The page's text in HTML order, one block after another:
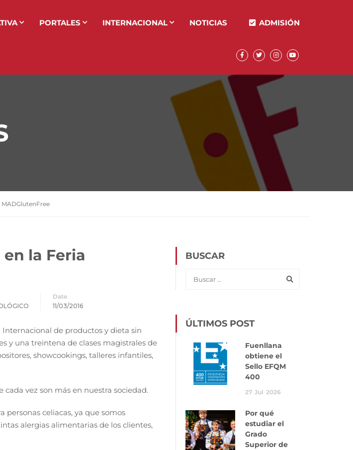
PORTALES INTERNACIONAL NOTICIAS ADMISIÓN
MADGlutenFree
la Feria
Date
11/03/2016
Internacional de productos y dieta sin
y una treintena de clases magistrales de
showcookings, talleres infantiles,
vez son más en nuestra sociedad.
personas celiacas, ya que somos
alergias alimentarias de los clientes,
BUSCAR
ÚLTIMOS POST
Fuenllana
obtiene el
Sello EFQM
400
27 Jul 2026
Por qué
estudiar el
Grado
Superior de